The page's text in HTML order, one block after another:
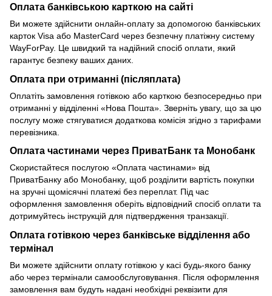
Оплата банківською карткою на сайті
Ви можете здійснити онлайн-оплату за допомогою банківських
карток Visa або MasterCard через безпечну платіжну систему
WayForPay. Це швидкий та надійний спосіб оплати, який
гарантує безпеку ваших даних.
Оплата при отриманні (післяплата)
Оплатіть замовлення готівкою або карткою безпосередньо при
отриманні у відділенні «Нова Пошта». Зверніть увагу, що за цю
послугу може стягуватися додаткова комісія згідно з тарифами
перевізника.
Оплата частинами через ПриватБанк та Монобанк
Скористайтеся послугою «Оплата частинами» від
ПриватБанку або Монобанку, щоб розділити вартість покупки
на зручні щомісячні платежі без переплат. Під час
оформлення замовлення оберіть відповідний спосіб оплати та
дотримуйтесь інструкцій для підтвердження транзакції.
Оплата готівкою через банківське відділення або
термінал
Ви можете здійснити оплату готівкою у касі будь-якого банку
або через термінали самообслуговування. Після оформлення
замовлення вам будуть надані необхідні реквізити для